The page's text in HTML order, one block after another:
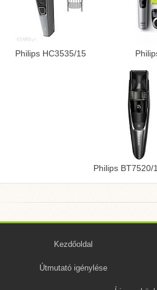
Philips HC3535/15
Philips BT7520/
Kezdőoldal
Útmutató igénylése